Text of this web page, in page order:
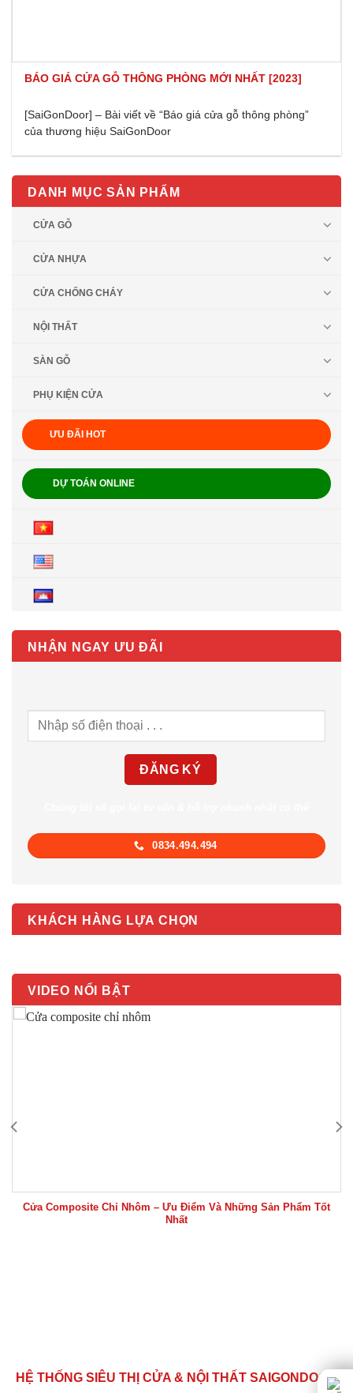
BÁO GIÁ CỬA GỖ THÔNG PHÒNG MỚI NHẤT [2023]
[SaiGonDoor] – Bài viết về “Báo giá cửa gỗ thông phòng”
của thương hiệu SaiGonDoor
DANH MỤC SẢN PHẨM
CỬA GỖ
CỬA NHỰA
CỬA CHỐNG CHÁY
NỘI THẤT
SÀN GỖ
PHỤ KIỆN CỬA
ƯU ĐÃI HOT
DỰ TOÁN ONLINE
NHẬN NGAY ƯU ĐÃI
0834.494.494
KHÁCH HÀNG LỰA CHỌN
VIDEO NỔI BẬT
Cửa Composite Chỉ Nhôm – Ưu Điểm Và Những Sản Phẩm Tốt
Nhất
HỆ THỐNG SIÊU THỊ CỬA & NỘI THẤT SAIGONDOOR